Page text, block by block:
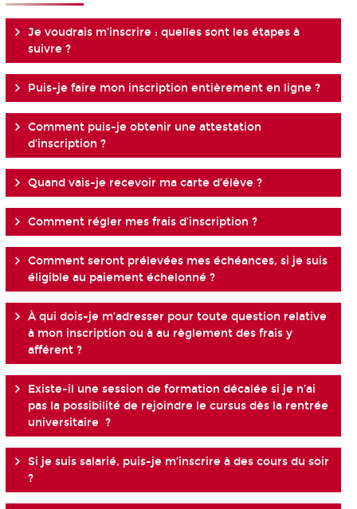
Je voudrais m’inscrire : quelles sont les étapes à
suivre ?
Puis-je faire mon inscription entièrement en ligne ?
Comment puis-je obtenir une attestation
d’inscription ?
Quand vais-je recevoir ma carte d’élève ?
Comment régler mes frais d’inscription ?
Comment seront prélevées mes échéances, si je suis
éligible au paiement échelonné ?
À qui dois-je m’adresser pour toute question relative
à mon inscription ou à au règlement des frais y
afférent ?
Existe-il une session de formation décalée si je n’ai
pas la possibilité de rejoindre le cursus dès la rentrée
universitaire ?
Si je suis salarié, puis-je m’inscrire à des cours du soir
?